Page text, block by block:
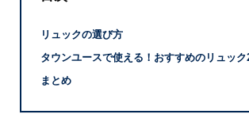
リュックの選び方
タウンユースで使える！おすすめのリュッ
まとめ